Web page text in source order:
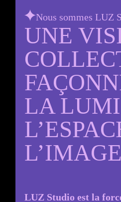
Nous sommes LUZ
UNE
LA
LUZ Studio est la